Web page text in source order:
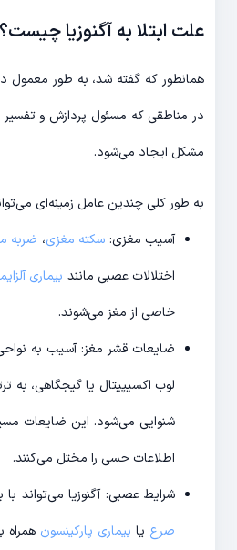
علت ابتلا به آگنوزیا چیست؟
همانطور که گفته شد، به طور معمول
در مناطقی که مسئول پردازش و
مشکل ایجاد می‌شود.
به طور کلی چندین عامل زمینه‌ای
آسیب مغزی: سکته مغزی، ضربه
اختلالات عصبی مانند بیماری
خاصی از مغز می‌شوند.
ضایعات قشر مغز: آسیب به
لوب اکسیپیتال یا گیجگاهی، به
شنوایی می‌شود. این ضایعات
اطلاعات حسی را مختل می‌کنند.
شرایط عصبی: آگنوزیا می‌تواند
صرع یا بیماری پارکینسون همراه